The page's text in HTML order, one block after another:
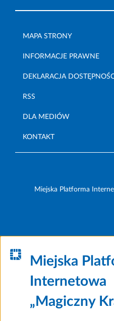
MAPA STRONY
INFORMACJE PRAWNE
DEKLARACJA
RSS
DLA MEDIÓW
KONTAKT
Miejska Platforma
Miejska
Internetowa
„Magiczny